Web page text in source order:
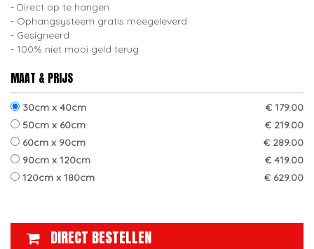
Direct op te hangen
Ophangsysteem gratis meegeleverd
Gesigneerd
100% niet mooi geld terug
MAAT & PRIJS
30cm x 40cm
€ 179.00
50cm x 60cm
€ 219.00
60cm x 90cm
€ 289.00
90cm x 120cm
€ 419.00
120cm x 180cm
€ 629.00
DIRECT BESTELLEN